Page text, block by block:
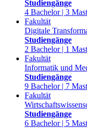
Studiengänge
4 Bachelor | 3
Fakultät
Digitale
Studiengänge
2 Bachelor | 1
Fakultät
Informatik und
Studiengänge
9 Bachelor | 7
Fakultät
Studiengänge
6 Bachelor | 5